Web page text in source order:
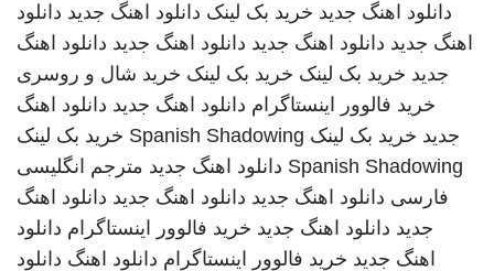
دانلود اهنگ جدید خرید بک لینک دانلود اهنگ جدید دانلود
اهنگ جدید دانلود اهنگ جدید دانلود اهنگ جدید دانلود اهنگ
جدید خرید بک لینک خرید بک لینک خرید شال و روسری
خرید فالوور اینستاگرام دانلود اهنگ جدید دانلود اهنگ
جدید خرید بک لینک Spanish Shadowing خرید بک لینک
Spanish Shadowing دانلود اهنگ جدید مترجم انگلیسی
فارسی دانلود اهنگ جدید دانلود اهنگ جدید دانلود اهنگ
جدید دانلود اهنگ جدید خرید فالوور اینستاگرام دانلود
اهنگ جدید خرید فالوور اینستاگرام دانلود اهنگ دانلود